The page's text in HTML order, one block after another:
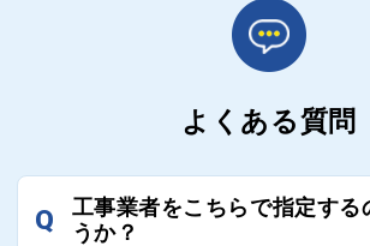
よくある質問
Q
工事業者をこちらで指定する
うか？